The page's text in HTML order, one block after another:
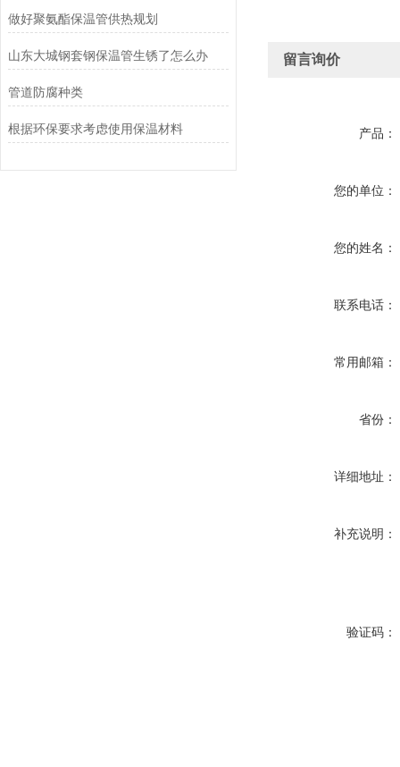
做好聚氨酯保温管供热规划
山东大城钢套钢保温管生锈了怎么办
管道防腐种类
根据环保要求考虑使用保温材料
留言询价
产品：
您的单位：
您的姓名：
联系电话：
常用邮箱：
省份：
详细地址：
补充说明：
验证码：